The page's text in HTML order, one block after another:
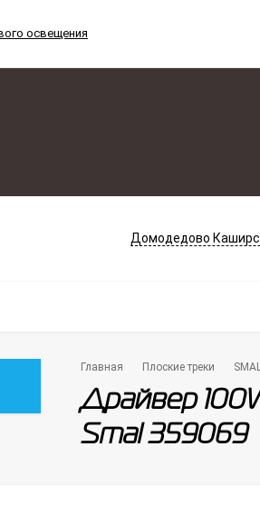
освещения
Домодедово
Главная Плоские треки
Драйвер
Smal 359069